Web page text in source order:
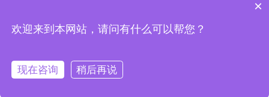

消息提示
×
欢迎来到本网站，请问有什么可以帮您？
现在咨询 稍后再说